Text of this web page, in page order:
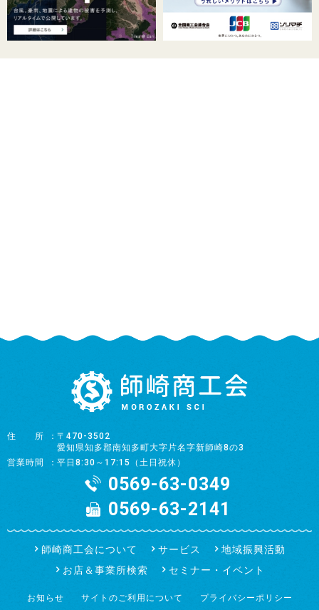
住所
〒470-3502
愛知県知多郡南知多町大字片名字新師崎8の3
営業時間
平日8:30～17:15（土日祝休）
0569-63-0349
0569-63-2141
師崎商工会について サービス
地域振興活動
お店＆事業所検索
セミナー・イベント
お知らせ サイトのご利用について プライバシーポリシー